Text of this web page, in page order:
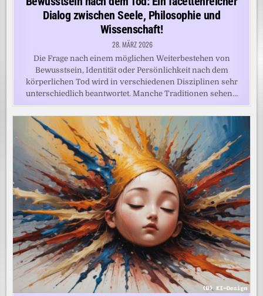
Dialog zwischen Seele, Philosophie und
Wissenschaft!
28. MÄRZ 2026
Die Frage nach einem möglichen Weiterbestehen von
Bewusstsein, Identität oder Persönlichkeit nach dem
körperlichen Tod wird in verschiedenen Disziplinen sehr
unterschiedlich beantwortet. Manche Traditionen sehen…